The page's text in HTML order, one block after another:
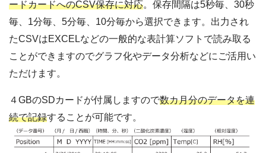
ードカードへのCSV保存に対応。保存間隔は5秒毎、30秒
毎、1分毎、5分毎、10分毎から選択できます。出力され
たCSVはEXCELなどの一般的な表計算ソフトで読み取る
ことができますのでグラフ化やデータ分析などにご活用い
ただけます。
４GBのSDカードが付属しますので数カ月分のデータを連
続で記録することが可能です。